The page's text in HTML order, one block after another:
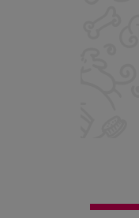
famille. J'ai pu passer